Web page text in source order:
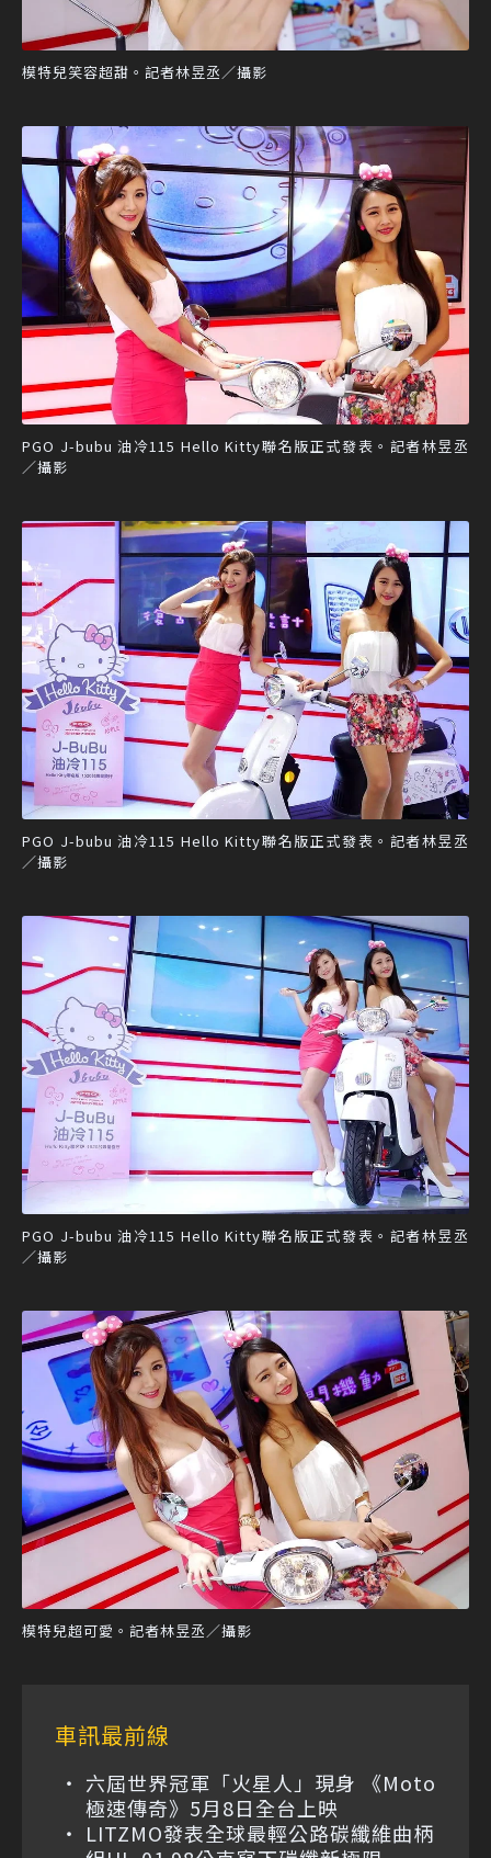
模特兒笑容超甜。記者林昱丞／攝影
PGO J-bubu 油冷115 Hello Kitty聯名版正式發表。記者林昱丞
／攝影
PGO J-bubu 油冷115 Hello Kitty聯名版正式發表。記者林昱丞
／攝影
PGO J-bubu 油冷115 Hello Kitty聯名版正式發表。記者林昱丞
／攝影
模特兒超可愛。記者林昱丞／攝影
車訊最前線
六屆世界冠軍「火星人」現身 《Moto
極速傳奇》5月8日全台上映
LITZMO發表全球最輕公路碳纖維曲柄